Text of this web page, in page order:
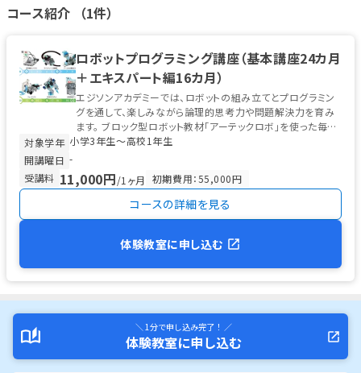
コース紹介 （1件）
ロボットプログラミング講座（基本講座24カ月
＋エキスパート編16カ月）
エジソンアカデミーでは、ロボットの組み立てとプログラミン
グを通して、楽しみながら論理的思考力や問題解決力を育み
ます。 ブロック型ロボット教材「アーテックロボ」を使った毎月
の制作と、本格的な...
対象学年 小学3年生〜高校1年生
開講曜日 -
受講料 11,000円/1ヶ月 初期費用：55,000円
コースの詳細を見る
体験教室に申し込む
＼ 1分で申し込み完了！ ／
体験教室に申し込む